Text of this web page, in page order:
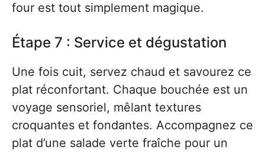
four est tout simplement magique.
Étape 7 : Service et dégustation
Une fois cuit, servez chaud et savourez ce
plat réconfortant. Chaque bouchée est un
voyage sensoriel, mêlant textures
croquantes et fondantes. Accompagnez ce
plat d’une salade verte fraîche pour un